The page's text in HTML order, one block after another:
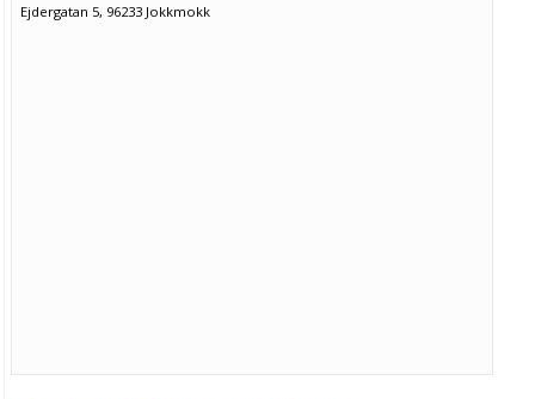
Ejdergatan 5, 96233 Jokkmokk